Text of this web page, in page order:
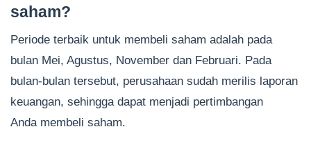
saham?
Periode terbaik untuk membeli saham adalah pada
bulan Mei, Agustus, November dan Februari. Pada
bulan-bulan tersebut, perusahaan sudah merilis laporan
keuangan, sehingga dapat menjadi pertimbangan
Anda membeli saham.